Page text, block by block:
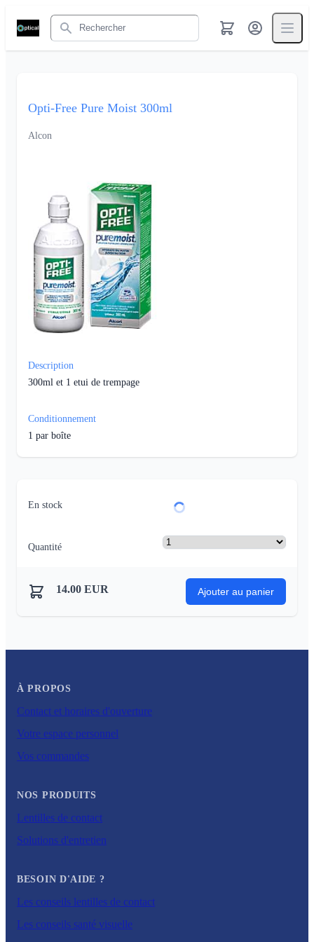
Rechercher
Opti-Free Pure Moist 300ml
Alcon
Description
300ml et 1 etui de trempage
Conditionnement
1 par boîte
En stock
Quantité
14.00 EUR Ajouter au panier
À PROPOS
Contact et horaires d'ouverture
Votre espace personnel
Vos commandes
NOS PRODUITS
Lentilles de contact
Solutions d'entretien
BESOIN D'AIDE ?
Les conseils lentilles de contact
Les conseils santé visuelle